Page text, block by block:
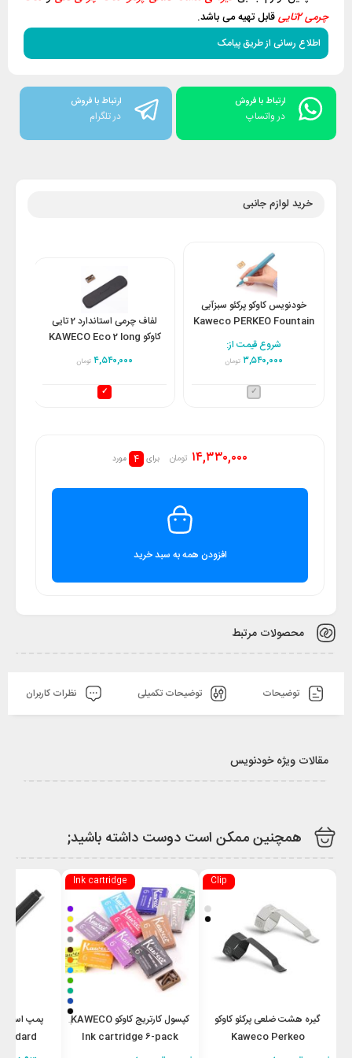
چرمی 2تایی
قابل تهیه می باشد.
اطلاع رسانی از طریق پیامک
ارتباط با فروش
در واتساپ
ارتباط با فروش
در تلگرام
خرید لوازم جانبی
خودنویس کاوکو پرکئو سبزآبی
Kaweco PERKEO Fountain
Pen Breezy Teal
شروع قیمت از:
۳,۵۴۰,۰۰۰ تومان
لفاف چرمی استاندارد 2 تایی
کاوکو KAWECO Eco 2 long
۴,۵۴۰,۰۰۰ تومان
۱۴,۳۳۰,۰۰۰ تومان برای 4 مورد
افزودن همه به سبد خرید
محصولات مرتبط
توضیحات توضیحات تکمیلی نظرات کاربران
مقالات ویژه خودنویس
همچنین ممکن است دوست داشته باشید;
Clip
گیره هشت ضلعی پرکئو کاوکو
Kaweco Perkeo
Octagonal Clip
Ink cartridge
+کپسول کارتریج کاوکو KAWECO
Ink cartridge 6-pack
پمپ
black